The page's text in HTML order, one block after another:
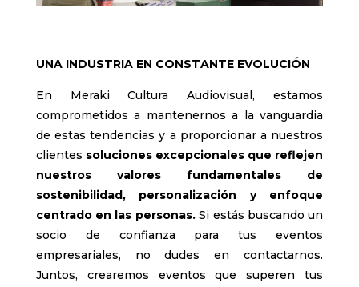
UNA INDUSTRIA EN CONSTANTE EVOLUCIÓN
En Meraki Cultura Audiovisual, estamos
comprometidos a mantenernos a la vanguardia
de estas tendencias y a proporcionar a nuestros
clientes soluciones excepcionales que reflejen
nuestros valores fundamentales de
sostenibilidad, personalización y enfoque
centrado en las personas.Si estás buscando un
socio de confianza para tus eventos
empresariales, no dudes en contactarnos.
Juntos, crearemos eventos que superen tus